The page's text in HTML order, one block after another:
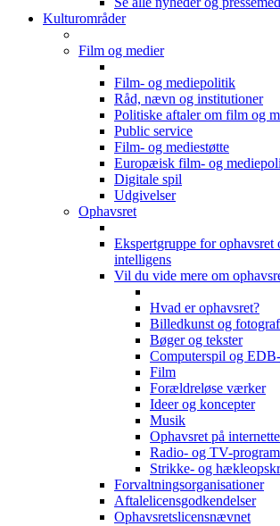
Kulturområder
Film og medier
Film- og mediepolitik
Råd, nævn og institutioner
Politiske aftaler om film og
Public service
Film- og mediestøtte
Europæisk film- og
Digitale spil
Udgivelser
Ophavsret
Ekspertgruppe for ophavsret
intelligens
Vil du vide mere om
Hvad er ophavsret?
Billedkunst og
Bøger og tekster
Computerspil og
Film
Forældreløse værker
Ideer og koncepter
Musik
Ophavsret på
Radio- og TV-
Strikke- og
Forvaltningsorganisationer
Aftalelicensgodkendelser
Ophavsretslicensnævnet